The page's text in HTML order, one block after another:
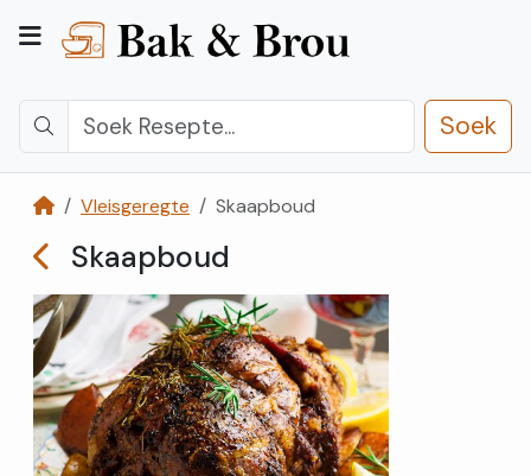
Soek
Kategorieë
Kontak
Ons
Registreer
Teken
Vleisgeregte Skaapboud
Skaapboud